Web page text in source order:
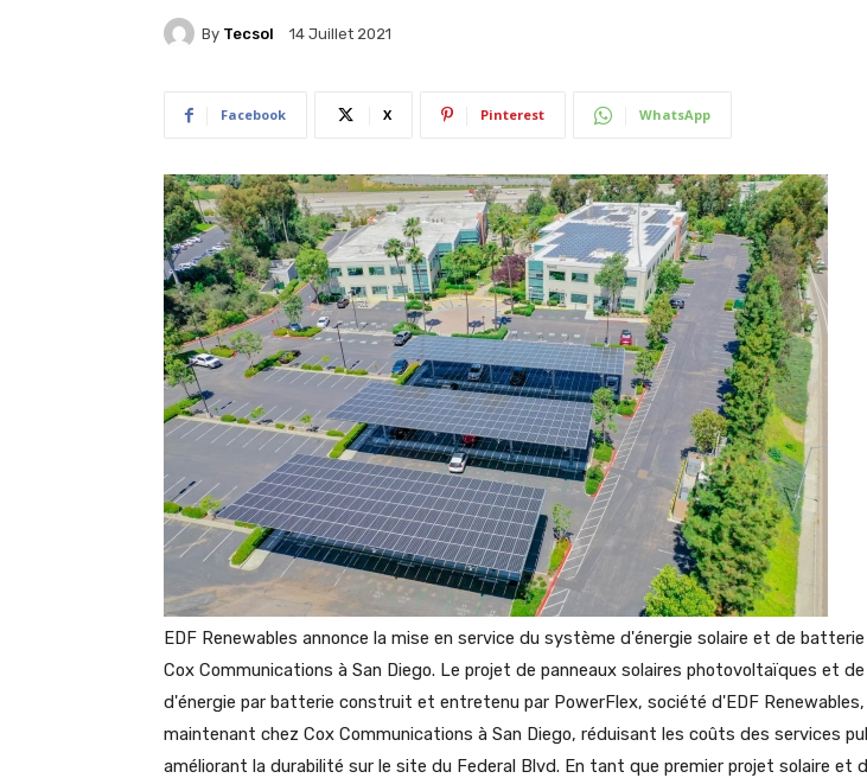
By Tecsol 14 Juillet 2021
Facebook X Pinterest WhatsApp
EDF Renewables annonce la mise en service du système d'énergie solaire et de
Cox Communications à San Diego. Le projet de panneaux solaires photovoltaïques et
d'énergie par batterie construit et entretenu par PowerFlex, société d'EDF
maintenant chez Cox Communications à San Diego, réduisant les coûts des services
améliorant la durabilité sur le site du Federal Blvd. En tant que premier projet solaire et